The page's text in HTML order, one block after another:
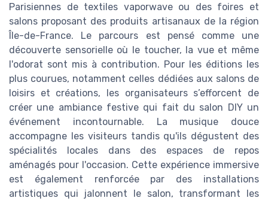
Parisiennes de textiles vaporwave ou des foires et
salons proposant des produits artisanaux de la région
Île-de-France. Le parcours est pensé comme une
découverte sensorielle où le toucher, la vue et même
l'odorat sont mis à contribution. Pour les éditions les
plus courues, notamment celles dédiées aux salons de
loisirs et créations, les organisateurs s’efforcent de
créer une ambiance festive qui fait du salon DIY un
événement incontournable. La musique douce
accompagne les visiteurs tandis qu'ils dégustent des
spécialités locales dans des espaces de repos
aménagés pour l'occasion. Cette expérience immersive
est également renforcée par des installations
artistiques qui jalonnent le salon, transformant les